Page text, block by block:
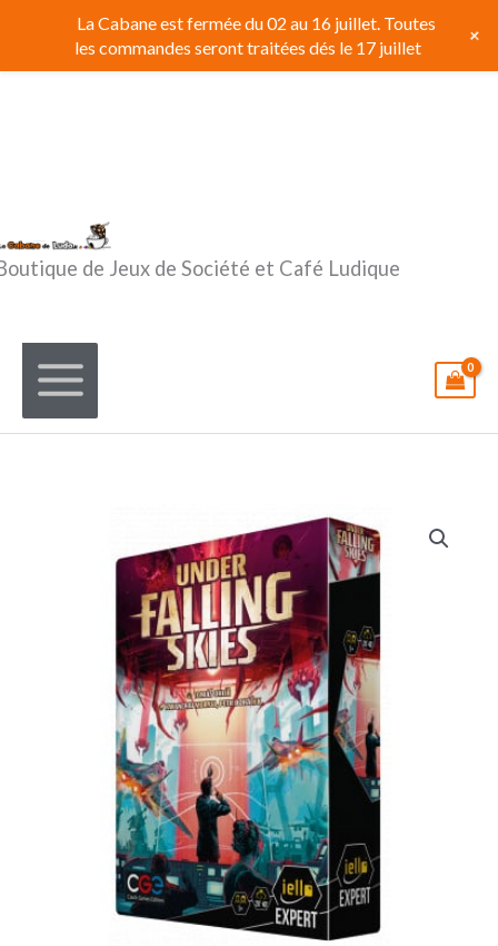
contenu
de Jeux de Société et Café Ludique
La Cabane est fermée du 02 au 16 juillet. Toutes
les commandes seront traitées dés le 17 juillet
+